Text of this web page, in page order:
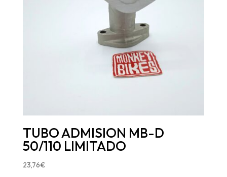
TUBO ADMISION MB-D
50/110 LIMITADO
23,76€